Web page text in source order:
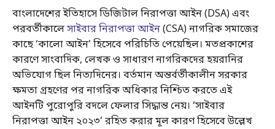
বাংলাদেশের ইতিহাসে ডিজিটাল নিরাপত্তা আইন (DSA) এবং
পরবর্তীকালেসাইবার নিরাপত্তা আইন(CSA) নাগরিক সমাজের
কাছে ‘কালো আইন’ হিসেবে পরিচিতি পেয়েছিল। মতপ্রকাশের
কারণে সাংবাদিক, লেখক ও সাধারণ নাগরিকদের হয়রানির
অভিযোগ ছিল নিত্যদিনের। বর্তমান অন্তর্বর্তীকালীন সরকার
ক্ষমতা গ্রহণের পর নাগরিক অধিকার নিশ্চিত করতে এই
আইনটি পুরোপুরি বদলে ফেলার সিদ্ধান্ত নেয়। ‘সাইবার
নিরাপত্তা আইন ২০২৩’ রহিত করার মূল কারণ হিসেবে উল্লেখ